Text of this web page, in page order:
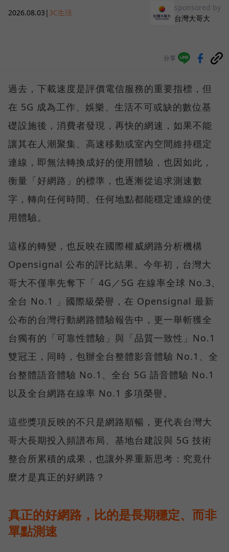
2026.08.03 | 3C生活
sponsored by
台灣大哥大
分享
過去，下載速度是評價電信服務的重要指標，但
在 5G 成為工作、娛樂、生活不可或缺的數位基
礎設施後，消費者發現，再快的網速，如果不能
讓其在人潮聚集、高速移動或室內空間維持穩定
連線，即無法轉換成好的使用體驗，也因如此，
衡量「好網路」的標準，也逐漸從追求測速數
字，轉向任何時間、任何地點都能穩定連線的使
用體驗。
這樣的轉變，也反映在國際權威網路分析機構
Opensignal 公布的評比結果。今年初，台灣大
哥大不僅率先奪下「 4G／5G 在線率全球 No.3、
全台 No.1 」國際級榮譽，在 Opensignal 最新
公布的台灣行動網路體驗報告中，更一舉斬獲全
台獨有的「可靠性體驗」與「品質一致性」No.1
雙冠王，同時，包辦全台整體影音體驗 No.1、全
台整體語音體驗 No.1、全台 5G 語音體驗 No.1
以及全台網路在線率 No.1 多項榮譽。
這些獎項反映的不只是網路順暢，更代表台灣大
哥大長期投入頻譜布局、基地台建設與 5G 技術
整合所累積的成果，也讓外界重新思考：究竟什
麼才是真正的好網路？
真正的好網路，比的是長期穩定、而非
單點測速